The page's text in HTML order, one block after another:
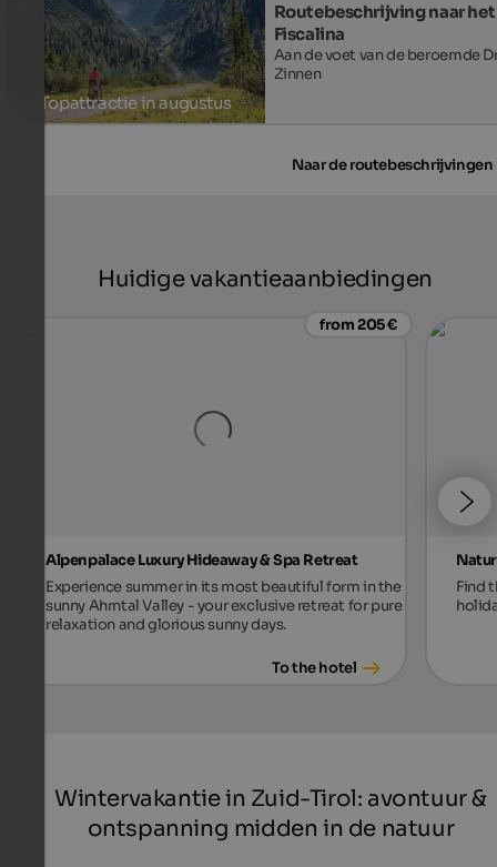
Topattractie in augustus
Routebeschrijving naar het
Fiscalina
Aan de voet van de beroemde
Zinnen
Naar de routebeschrijvingen
Huidige vakantieaanbiedingen
from 205 €
Alpenpalace Luxury Hideaway & Spa Retreat
Experience summer in its most beautiful form in the
sunny Ahrntal Valley - your exclusive retreat for pure
relaxation and glorious sunny days.
To the hotel
Find
Wintervakantie in Zuid-Tirol: avontuur &
ontspanning midden in de natuur